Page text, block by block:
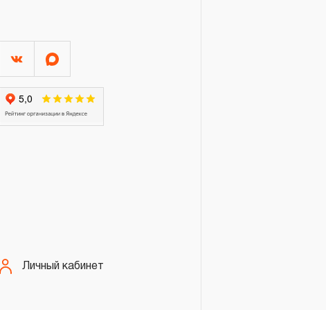
«ограниченной
эксплуатации, связанным с
условиях
талоне продавцом
Личный кабинет